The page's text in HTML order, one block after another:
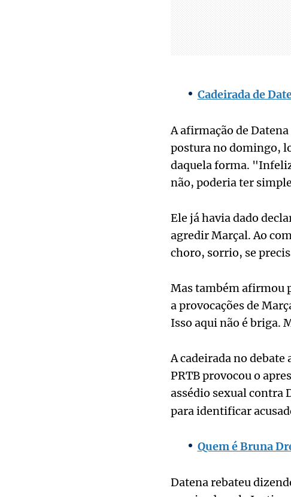
Cadeirada de
A afirmação de Datena
postura no domingo,
daquela forma.
não, poderia ter
Ele já havia dado
agredir Marçal. Ao
choro, sorrio, se
Mas também afirmou
a provocações de
Isso aqui não é briga.
A cadeirada no debate
PRTB provocou o
assédio sexual contra
para identificar
Quem é Bruna
Datena rebateu